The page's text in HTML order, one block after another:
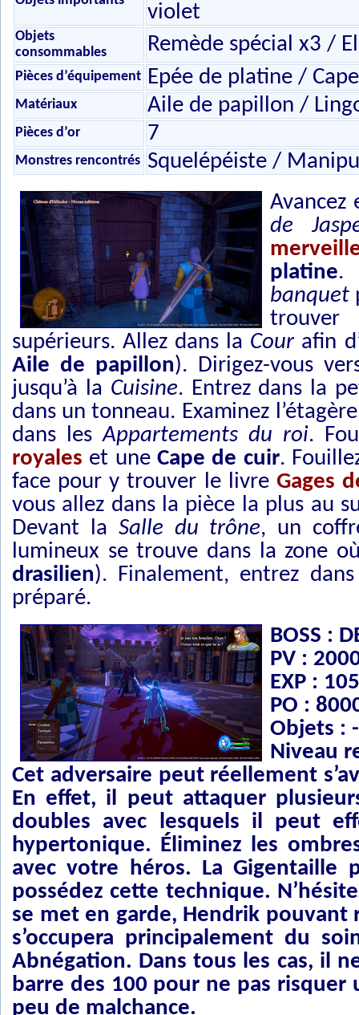
violet
Objets
consommables
Remède spécial x3 /
Pièces d’équipement Epée de platine /
Matériaux Aile de papillon /
Pièces d’or 7
Monstres rencontrés Squelépéiste /
de
platine.
banquet
trouver
supérieurs. Allez dans la Courafin
Aile de papillon). Dirigez-vous
jusqu’à la Cuisine. Entrez dans la
dans un tonneau. Examinez
dans lesAppartements du roi.
royales et uneCape de cuir.
face pour y trouver le livre Gages
vous allez dans la pièce la plus au
Devant la Salle du trône, un
lumineux se trouve dans la zone
drasilien). Finalement, entrez
préparé.
BOSS :
PV :
EXP :
PO :
Objets : -
Niveau
Cet adversaire peut réellement
En effet, il peut attaquer
doubles avec lesquels il peut
hypertonique. Éliminez les
avec votre héros. La Gigentaille
possédez cette technique.
se met en garde, Hendrik pouvant
s’occupera principalement du
Abnégation. Dans tous les cas, il
barre des 100 pour ne pas
peu de malchance.